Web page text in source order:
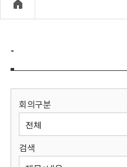
정
보
원
기
-
회의구분
검색